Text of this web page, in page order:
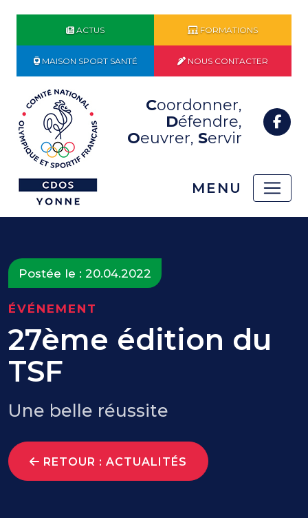
ACTUS FORMATIONS
MAISON SPORT SANTÉ NOUS CONTACTER
Coordonner,
Défendre,
Oeuvrer, Servir
MENU
Postée le : 20.04.2022
ÉVÉNEMENT
27ème édition du
TSF
Une belle réussite
RETOUR : ACTUALITÉS